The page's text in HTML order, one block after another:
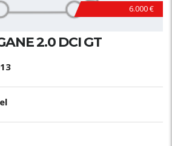
6.000 €
2.0 DCI GT